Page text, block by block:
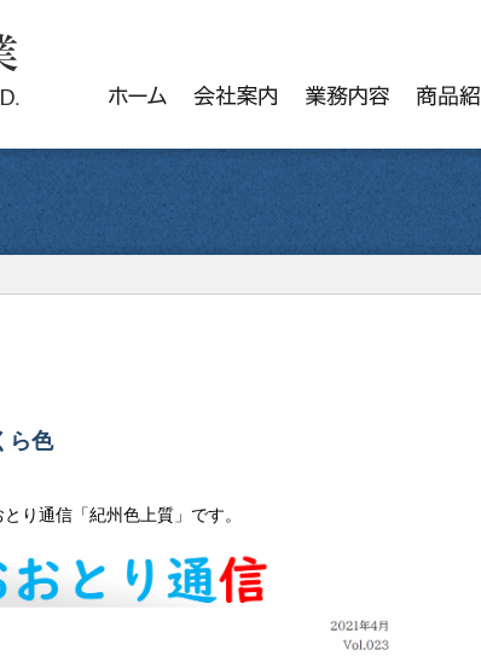
ら色
り通信「紀州色上質」です。